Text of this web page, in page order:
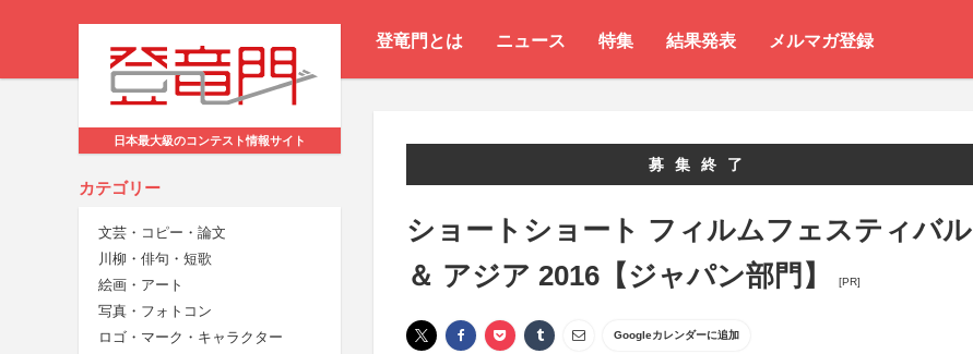
登竜門とは ニュース 特集 結果発表 メルマガ登録
日本最大級のコンテスト情報サイト
カテゴリー
文芸・コピー・論文
川柳・俳句・短歌
絵画・アート
写真・フォトコン
ロゴ・マーク・キャラクター
募集終了
ショートショート フィルムフェスティバル
＆ アジア 2016【ジャパン部門】
[PR]
Googleカレンダーに追加